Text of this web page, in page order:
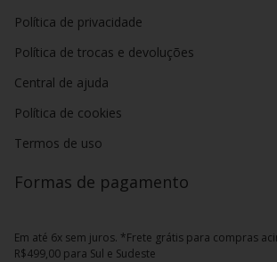
Política de privacidade
Política de trocas e devoluções
Central de ajuda
Política de cookies
Termos de uso
Formas de pagamento
Em até 6x sem juros. *Frete grátis para compras
R$499,00 para Sul e Sudeste